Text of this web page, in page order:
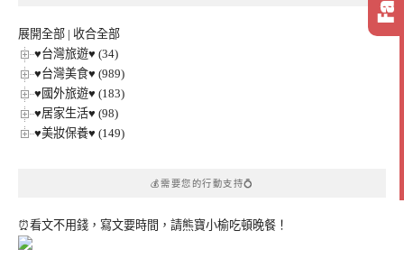
展開全部 | 收合全部
♥台灣旅遊♥ (34)
♥台灣美食♥ (989)
♥國外旅遊♥ (183)
♥居家生活♥ (98)
♥美妝保養♥ (149)
💰需要您的行動支持💍
⏰看文不用錢，寫文要時間，請熊寶小榆吃頓晚餐！